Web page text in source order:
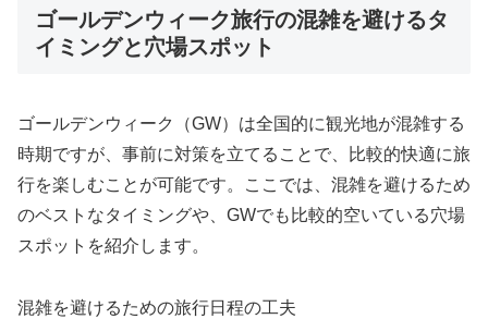
ゴールデンウィーク旅行の混雑を避けるタ
イミングと穴場スポット
ゴールデンウィーク（GW）は全国的に観光地が混雑する
時期ですが、事前に対策を立てることで、比較的快適に旅
行を楽しむことが可能です。ここでは、混雑を避けるため
のベストなタイミングや、GWでも比較的空いている穴場
スポットを紹介します。
混雑を避けるための旅行日程の工夫